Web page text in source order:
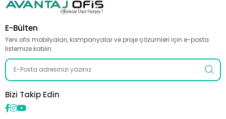
E-Bülten
Yeni ofis mobilyaları, kampanyalar ve proje çözümleri için e-posta
listemize katılın.
Bizi Takip Edin